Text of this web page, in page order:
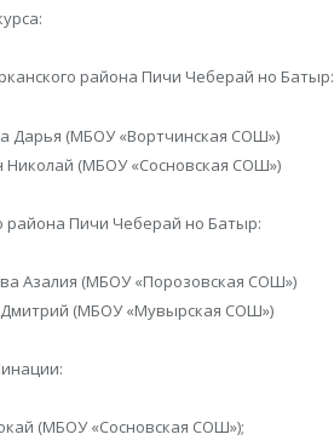
района Пичи Чеберай но Батыр:
Дарья (МБОУ «Вортчинская СОШ»)
Николай (МБОУ «Сосновская СОШ»)
района Пичи Чеберай но Батыр:
Азалия (МБОУ «Порозовская СОШ»)
(МБОУ «Мувырская СОШ»)
(МБОУ «Сосновская СОШ»);